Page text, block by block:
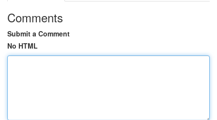
Comments
Submit a Comment
No HTML